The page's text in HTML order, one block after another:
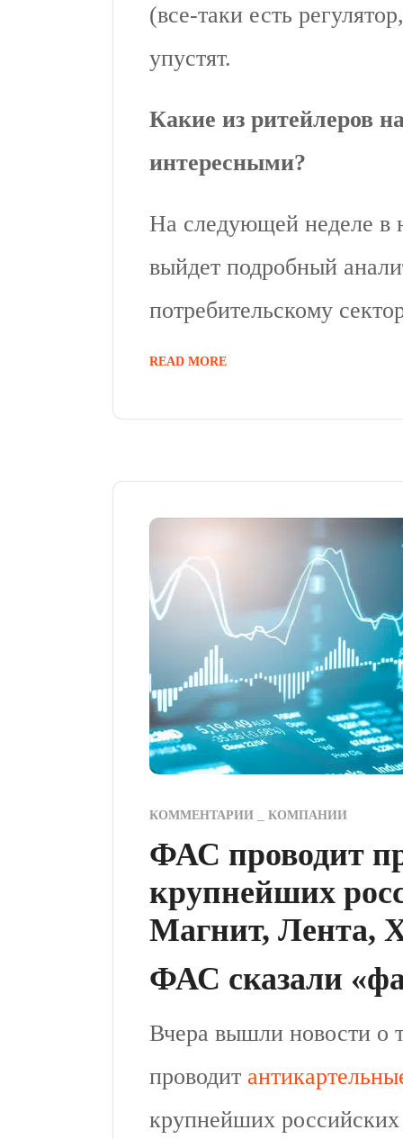
(все-таки есть
упустят.
Какие из ритейлеров
интересными?
На следующей неделе
выйдет подробный
потребительскому
READ MORE
КОММЕНТАРИИ КОМПАНИИ
ФАС проводит
крупнейших
Магнит, Лента,
ФАС сказали
Вчера вышли новости о
проводит
крупнейших